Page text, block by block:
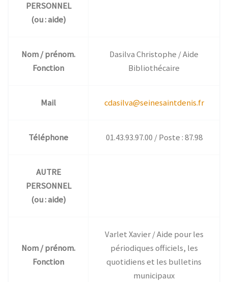
PERSONNEL
(ou : aide)
Nom / prénom.
Fonction
Dasilva Christophe / Aide
Bibliothécaire
Mail cdasilva@seinesaintdenis.fr
Téléphone 01.43.93.97.00 / Poste : 87.98
AUTRE
PERSONNEL
(ou : aide)
Nom / prénom.
Fonction
Varlet Xavier / Aide pour les
périodiques officiels, les
quotidiens et les bulletins
municipaux